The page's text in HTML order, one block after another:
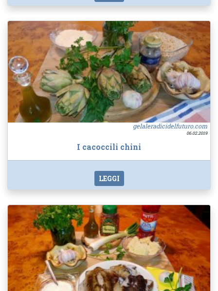
gelaleradicidelfuturo.com
06.02.2019
I cacoccili chini
LEGGI